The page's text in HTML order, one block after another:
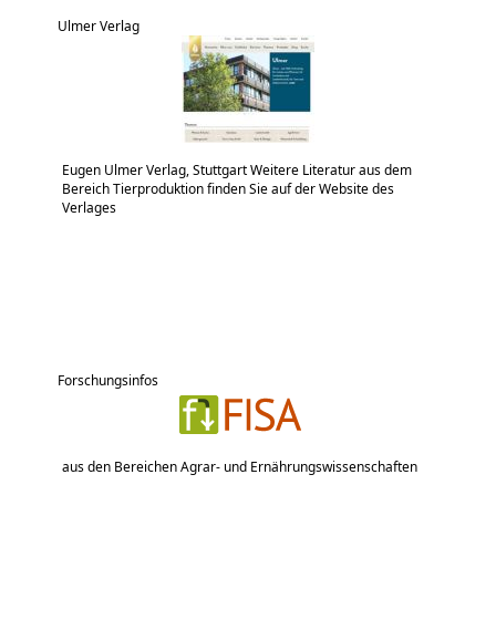
Ulmer Verlag
Eugen Ulmer Verlag, Stuttgart Weitere Literatur aus dem
Bereich Tierproduktion finden Sie auf der Website des
Verlages
Forschungsinfos
aus den Bereichen Agrar- und Ernährungswissenschaften